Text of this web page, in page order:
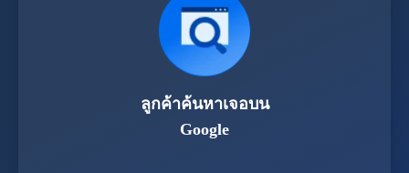
ลูกค้าค้นหาเจอบน
Google